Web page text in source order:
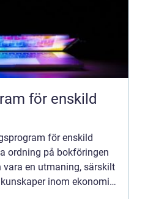
för enskild
för enskild
ordning på bokföringen
en utmaning, särskilt
inom ekonomi.